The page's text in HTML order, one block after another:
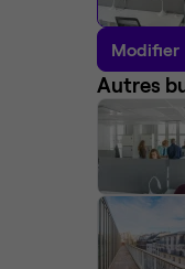
Modifier
Autres